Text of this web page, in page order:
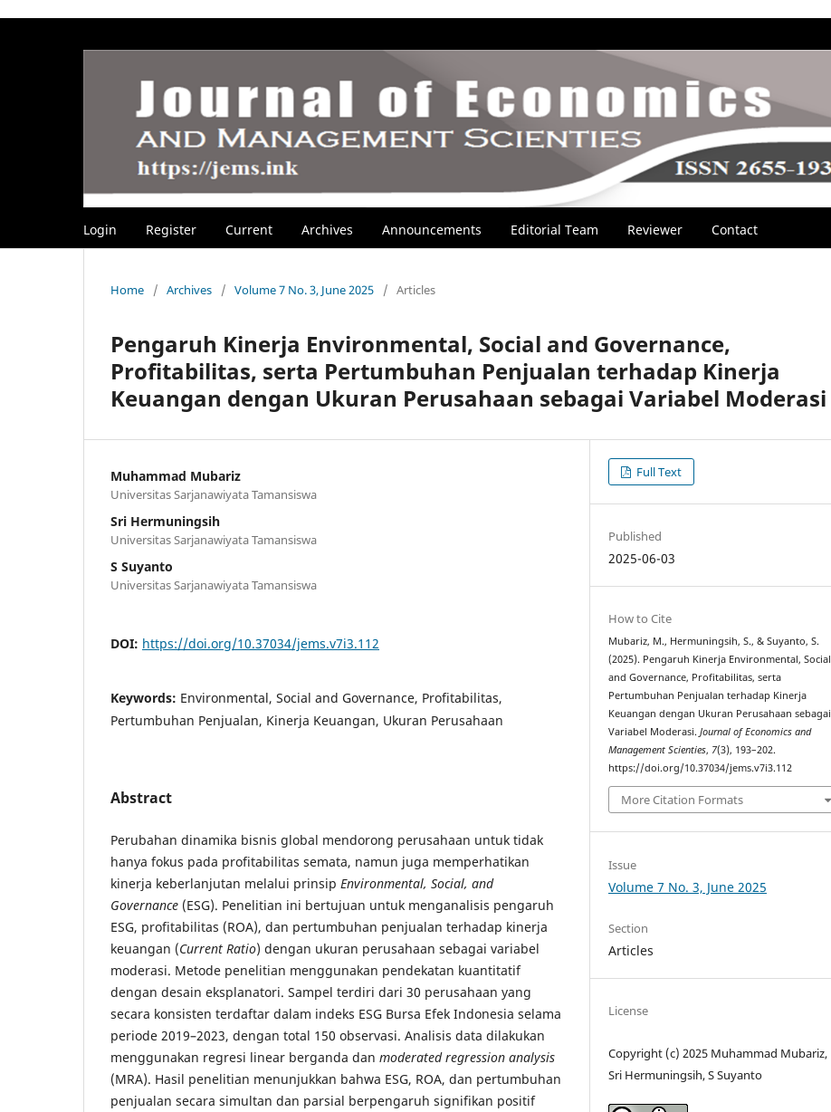
Login Register Current Archives Announcements Editorial Team Reviewer Contact
Home / Archives / Volume 7 No. 3, June 2025 / Articles
Pengaruh Kinerja Environmental, Social and Governance,
Profitabilitas, serta Pertumbuhan Penjualan terhadap Kinerja
Keuangan dengan Ukuran Perusahaan sebagai Variabel Moderasi
Muhammad Mubariz
Universitas Sarjanawiyata Tamansiswa
Sri Hermuningsih
Universitas Sarjanawiyata Tamansiswa
S Suyanto
Universitas Sarjanawiyata Tamansiswa
DOI: https://doi.org/10.37034/jems.v7i3.112
Keywords: Environmental, Social and Governance, Profitabilitas,
Pertumbuhan Penjualan, Kinerja Keuangan, Ukuran Perusahaan
Abstract
Perubahan dinamika bisnis global mendorong perusahaan untuk tidak
hanya fokus pada profitabilitas semata, namun juga memperhatikan
kinerja keberlanjutan melalui prinsip Environmental, Social, and
Governance (ESG). Penelitian ini bertujuan untuk menganalisis pengaruh
ESG, profitabilitas (ROA), dan pertumbuhan penjualan terhadap kinerja
keuangan (Current Ratio) dengan ukuran perusahaan sebagai variabel
moderasi. Metode penelitian menggunakan pendekatan kuantitatif
dengan desain eksplanatori. Sampel terdiri dari 30 perusahaan yang
secara konsisten terdaftar dalam indeks ESG Bursa Efek Indonesia selama
periode 2019–2023, dengan total 150 observasi. Analisis data dilakukan
menggunakan regresi linear berganda dan moderated regression analysis
(MRA). Hasil penelitian menunjukkan bahwa ESG, ROA, dan pertumbuhan
penjualan secara simultan dan parsial berpengaruh signifikan positif
Full Text
Published
2025-06-03
How to Cite
Mubariz, M., Hermuningsih, S., & Suyanto, S.
(2025). Pengaruh Kinerja Environmental, Social
and Governance, Profitabilitas, serta
Pertumbuhan Penjualan terhadap Kinerja
Keuangan dengan Ukuran Perusahaan sebagai
Variabel Moderasi.Journal of Economics and
Management Scienties, 7(3), 193–202.
https://doi.org/10.37034/jems.v7i3.112
More Citation Formats
Issue
Volume 7 No. 3, June 2025
Section
Articles
License
Copyright (c) 2025 Muhammad Mubariz,
Sri Hermuningsih, S Suyanto